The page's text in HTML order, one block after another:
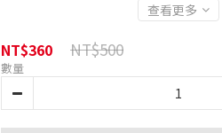
查看更多
NT$360 NT$500
數量